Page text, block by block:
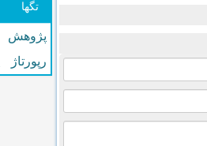
تگها
پژوهش
رپورتاژ